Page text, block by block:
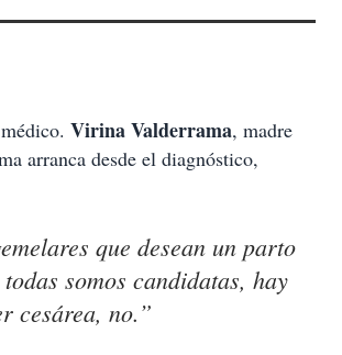
Virina Valderrama, madre
arranca desde el diagnóstico,
que desean un parto
somos candidatas, hay
cesárea, no.”